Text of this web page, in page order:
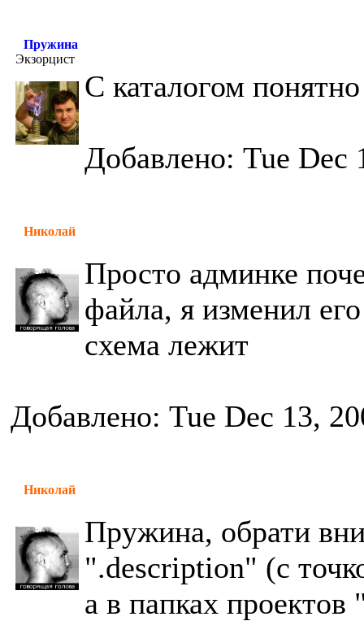
Пружина
Экзорцист
С каталогом
Добавлено: Tue Dec
Николай
Просто админке
файла, я изменил
схема лежит
Добавлено: Tue Dec 13,
Николай
Пружина, обрати
".description" (с
а в папках